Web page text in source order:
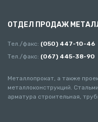
ОТДЕЛ ПРОДАЖ
Тел./факс: (050) 447-10-46
Тел./факс: (067) 445-38-90
Металлопрокат, а также
металлоконструкций.
арматура строительная,